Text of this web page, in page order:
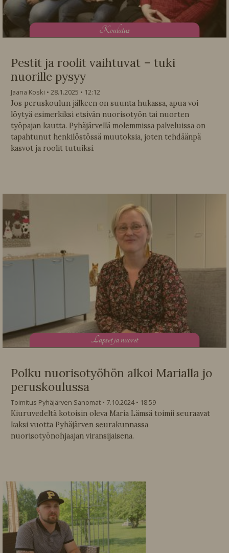
Koulutus
Pestit ja roolit vaihtuvat – tuki
nuorille pysyy
Jaana Koski 28.1.2025
12:12
Jos peruskoulun jälkeen on suunta hukassa, apua voi
löytyä esimerkiksi etsivän nuorisotyön tai nuorten
työpajan kautta. Pyhäjärvellä molemmissa palveluissa on
tapahtunut henkilöstössä muutoksia, joten tehdäänpä
kasvot ja roolit tutuiksi.
Lapset ja nuoret
Polku nuorisotyöhön alkoi Marialla jo
peruskoulussa
Toimitus Pyhäjärven Sanomat 7.10.2024
18:59
Kiuruvedeltä kotoisin oleva Maria Lämsä toimii seuraavat
kaksi vuotta Pyhäjärven seurakunnassa
nuorisotyönohjaajan viransijaisena.